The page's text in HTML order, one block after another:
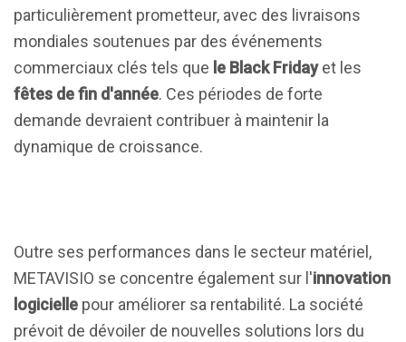
particulièrement prometteur, avec des livraisons
mondiales soutenues par des événements
commerciaux clés tels que le Black Fridayet les
fêtes de fin d'année. Ces périodes de forte
demande devraient contribuer à maintenir la
dynamique de croissance.
Outre ses performances dans le secteur matériel,
METAVISIO se concentre également sur l'innovation
logicielle pour améliorer sa rentabilité. La société
prévoit de dévoiler de nouvelles solutions lors du